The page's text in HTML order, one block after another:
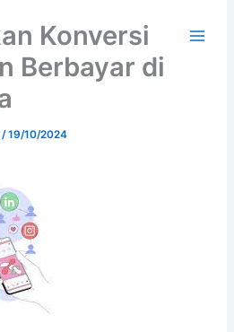
Konversi
Berbayar di
/19/10/2024